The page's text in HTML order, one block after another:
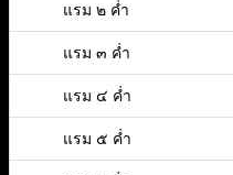
แรม ๒ ค่ำ
แรม ๓ ค่ำ
แรม ๔ ค่ำ
แรม ๕ ค่ำ